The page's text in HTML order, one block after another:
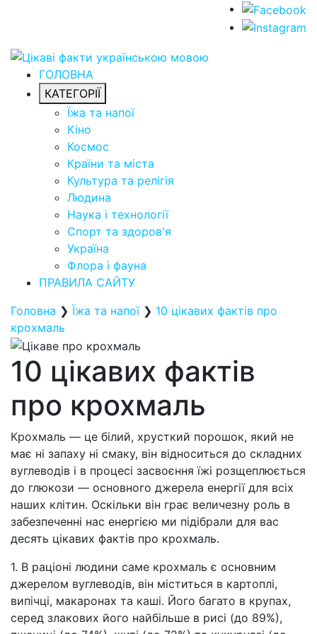
ГОЛОВНА
КАТЕГОРІЇ
Їжа та напої
Кіно
Космос
Країни та міста
Культура та релігія
Людина
Наука і технології
Спорт та здоров'я
Україна
Флора і фауна
ПРАВИЛА САЙТУ
Головна ❯ Їжа та напої ❯ 10 цікавих фактів про
крохмаль
10 цікавих фактів
про крохмаль
Крохмаль — це білий, хрусткий порошок, який не
має ні запаху ні смаку, він відноситься до складних
вуглеводів і в процесі засвоєння їжі розщеплюється
до глюкози — основного джерела енергії для всіх
наших клітин. Оскільки він грає величезну роль в
забезпеченні нас енергією ми підібрали для вас
десять цікавих фактів про крохмаль.
1. В раціоні людини саме крохмаль є основним
джерелом вуглеводів, він міститься в картоплі,
випічці, макаронах та каші. Його багато в крупах,
серед злакових його найбільше в рисі (до 89%),